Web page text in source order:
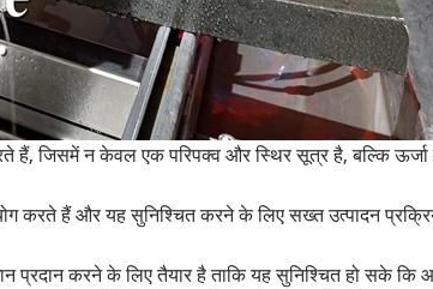
हैं, जिसमें न केवल एक परिपक्व और स्थिर सूत्र है, बल्कि
करते हैं और यह सुनिश्चित करने के लिए सख्त उत्पादन
प्रदान करने के लिए तैयार है ताकि यह सुनिश्चित हो सके